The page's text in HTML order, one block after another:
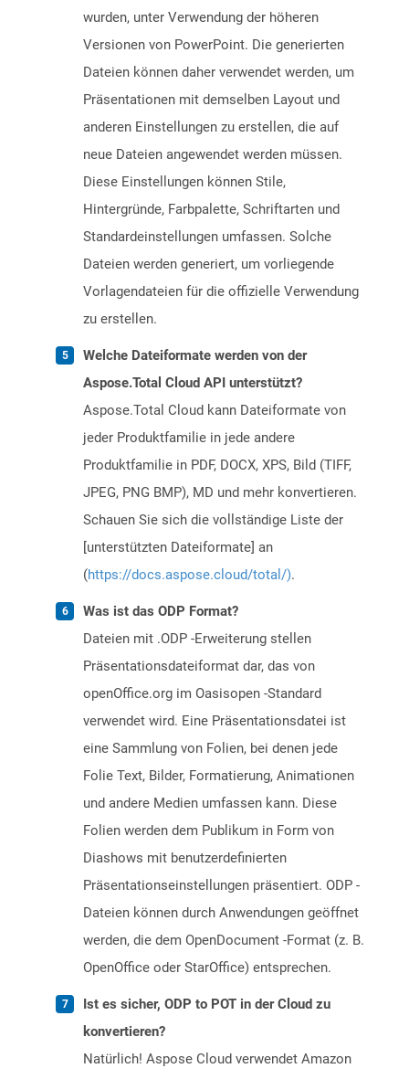
wurden, unter Verwendung der höheren
Versionen von PowerPoint. Die generierten
Dateien können daher verwendet werden, um
Präsentationen mit demselben Layout und
anderen Einstellungen zu erstellen, die auf
neue Dateien angewendet werden müssen.
Diese Einstellungen können Stile,
Hintergründe, Farbpalette, Schriftarten und
Standardeinstellungen umfassen. Solche
Dateien werden generiert, um vorliegende
Vorlagendateien für die offizielle Verwendung
zu erstellen.
Welche Dateiformate werden von der
Aspose.Total Cloud API unterstützt?
Aspose.Total Cloud kann Dateiformate von
jeder Produktfamilie in jede andere
Produktfamilie in PDF, DOCX, XPS, Bild (TIFF,
JPEG, PNG BMP), MD und mehr konvertieren.
Schauen Sie sich die vollständige Liste der
[unterstützten Dateiformate] an
(https://docs.aspose.cloud/total/).
Was ist das ODP Format?
Dateien mit .ODP -Erweiterung stellen
Präsentationsdateiformat dar, das von
openOffice.org im Oasisopen -Standard
verwendet wird. Eine Präsentationsdatei ist
eine Sammlung von Folien, bei denen jede
Folie Text, Bilder, Formatierung, Animationen
und andere Medien umfassen kann. Diese
Folien werden dem Publikum in Form von
Diashows mit benutzerdefinierten
Präsentationseinstellungen präsentiert. ODP -
Dateien können durch Anwendungen geöffnet
werden, die dem OpenDocument -Format (z. B.
OpenOffice oder StarOffice) entsprechen.
Ist es sicher, ODP to POT in der Cloud zu
konvertieren?
Natürlich! Aspose Cloud verwendet Amazon